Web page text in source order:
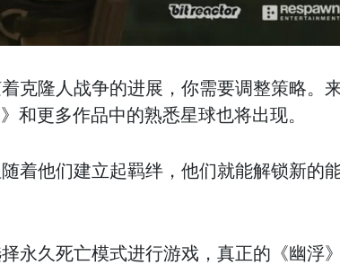
克隆人战争的进展，你需要调整策略。
和更多作品中的熟悉星球也将出现。
着他们建立起羁绊，他们就能解锁新的
永久死亡模式进行游戏，真正的《幽浮》